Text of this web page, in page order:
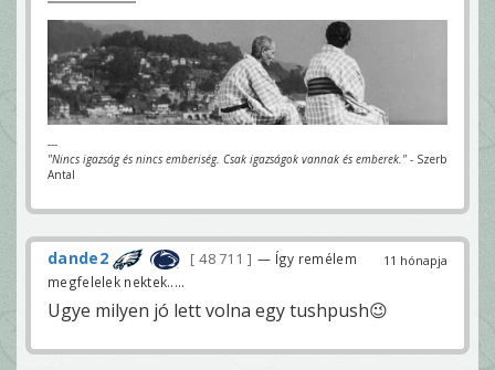
---
"Nincs igazság és nincs emberiség. Csak igazságok vannak és emberek." - Szerb
Antal
11 hónapja
dande2 48 711
— Így remélem
megfelelek nektek.....
Ugye milyen jó lett volna egy tushpush😉